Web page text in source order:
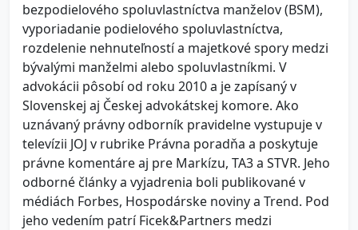
bezpodielového spoluvlastníctva manželov (BSM),
vyporiadanie podielového spoluvlastníctva,
rozdelenie nehnuteľností a majetkové spory medzi
bývalými manželmi alebo spoluvlastníkmi. V
advokácii pôsobí od roku 2010 a je zapísaný v
Slovenskej aj Českej advokátskej komore. Ako
uznávaný právny odborník pravidelne vystupuje v
televízii JOJ v rubrike Právna poradňa a poskytuje
právne komentáre aj pre Markízu, TA3 a STVR. Jeho
odborné články a vyjadrenia boli publikované v
médiách Forbes, Hospodárske noviny a Trend. Pod
jeho vedením patrí Ficek&Partners medzi